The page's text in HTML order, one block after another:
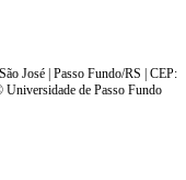
José | Passo Fundo/RS | CEP:
de Passo Fundo